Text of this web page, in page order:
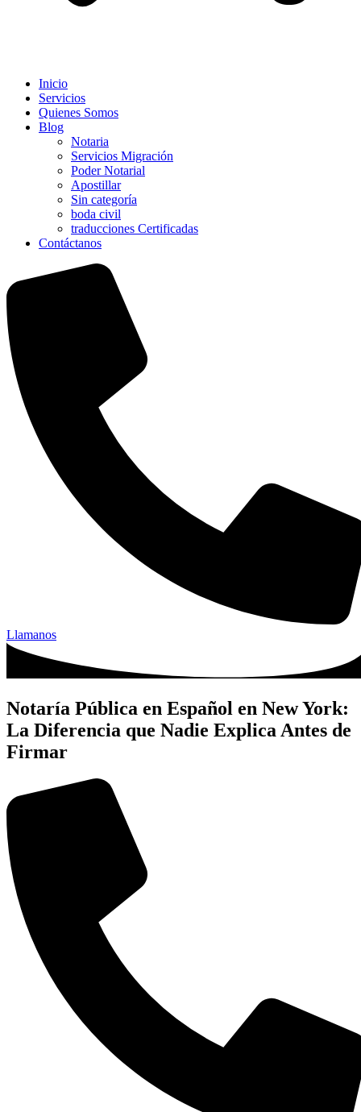
Inicio
Servicios
Quienes Somos
Blog
Notaria
Servicios Migración
Poder Notarial
Apostillar
Sin categoría
boda civil
traducciones Certificadas
Contáctanos
Llamanos
Notaría Pública en Español en New York:
La Diferencia que Nadie Explica Antes de
Firmar